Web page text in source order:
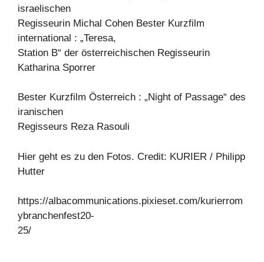
israelischen
Regisseurin Michal Cohen Bester Kurzfilm
international : „Teresa,
Station B“ der österreichischen Regisseurin
Katharina Sporrer
Bester Kurzfilm Österreich : „Night of Passage“ des
iranischen
Regisseurs Reza Rasouli
Hier geht es zu den Fotos. Credit: KURIER / Philipp
Hutter
https://albacommunications.pixieset.com/kurierrom
ybranchenfest20-
25/